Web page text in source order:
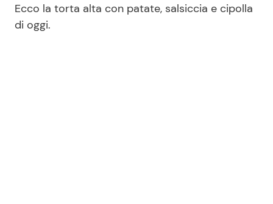
Seguici
Ecco la torta alta con patate, salsiccia e cipolla
di oggi.